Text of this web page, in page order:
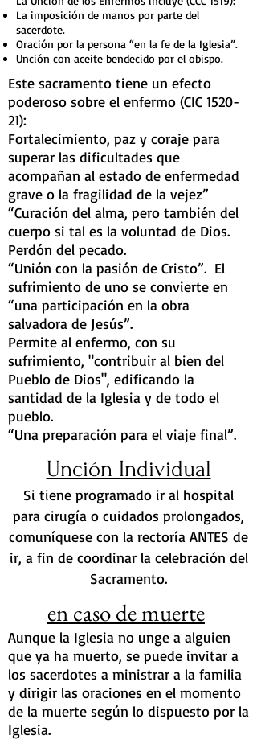
La imposición de manos por parte del
sacerdote.
Oración por la persona “en la fe de la Iglesia”.
Unción con aceite bendecido por el obispo.
Este sacramento tiene un efecto
poderoso sobre el enfermo (CIC 1520-
21):
Fortalecimiento, paz y coraje para
superar las dificultades que
acompañan al estado de enfermedad
grave o la fragilidad de la vejez”
“Curación del alma, pero también del
cuerpo si tal es la voluntad de Dios.
Perdón del pecado.
“Unión con la pasión de Cristo”. El
sufrimiento de uno se convierte en
“una participación en la obra
salvadora de Jesús”.
Permite al enfermo, con su
sufrimiento, "contribuir al bien del
Pueblo de Dios", edificando la
santidad de la Iglesia y de todo el
pueblo.
“Una preparación para el viaje final”.
Unción Individual
Si tiene programado ir al hospital
para cirugía o cuidados prolongados,
comuníquese con la rectoría ANTES de
ir, a fin de coordinar la celebración del
Sacramento.
en caso de muerte
Aunque la Iglesia no unge a alguien
que ya ha muerto, se puede invitar a
los sacerdotes a ministrar a la familia
y dirigir las oraciones en el momento
de la muerte según lo dispuesto por la
Iglesia.